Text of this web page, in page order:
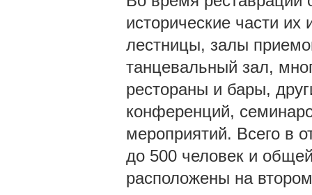
исторические части
лестницы, залы
танцевальный зал,
рестораны и бары,
конференций,
мероприятий. Всего в
до 500 человек и
расположены на